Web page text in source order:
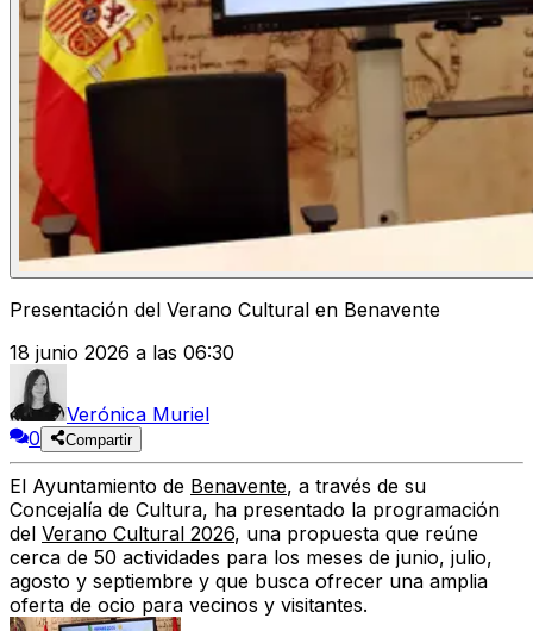
Presentación del Verano Cultural en Benavente
18 junio 2026 a las 06:30
Verónica Muriel
0
Compartir
El Ayuntamiento de Benavente, a través de su
Concejalía de Cultura, ha presentado la programación
del Verano Cultural 2026, una propuesta que reúne
cerca de 50 actividades para los meses de junio, julio,
agosto y septiembre y que busca ofrecer una amplia
oferta de ocio para vecinos y visitantes.